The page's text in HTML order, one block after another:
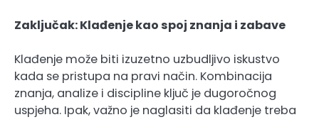
Zaključak: Klađenje kao spoj znanja i zabave
Klađenje može biti izuzetno uzbudljivo iskustvo
kada se pristupa na pravi način. Kombinacija
znanja, analize i discipline ključ je dugoročnog
uspjeha. Ipak, važno je naglasiti da klađenje treba